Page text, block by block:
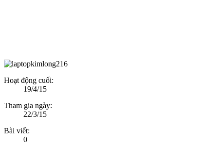
Hoạt động cuối:
19/4/15
Tham gia ngày:
22/3/15
Bài viết:
0